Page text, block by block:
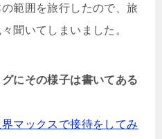
範囲を旅行したので、旅
聞いてしまいました。
にその様子は書いてある
マックスで接待をしてみ